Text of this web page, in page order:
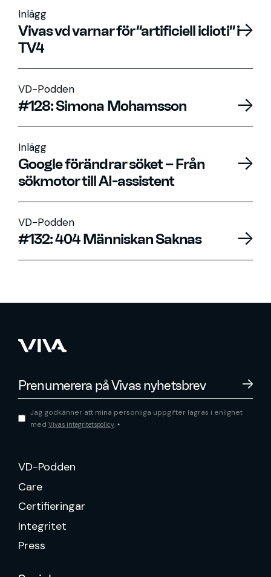
Inlägg
Vivas vd varnar för “artificiell idioti” i
TV4
VD-Podden
#128: Simona Mohamsson
Inlägg
Google förändrar söket – Från
sökmotor till AI-assistent
VD-Podden
#132: 404 Människan Saknas
Jag godkänner att mina personliga uppgifter lagras i enlighet
med Vivas integritetspolicy. *
VD-Podden
Care
Certifieringar
Integritet
Press